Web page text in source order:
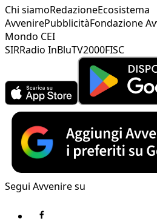
Chi siamoRedazioneEcosistema
AvvenirePubblicitàFondazione
Mondo CEI
SIRRadio InBluTV2000FISC
Segui Avvenire su